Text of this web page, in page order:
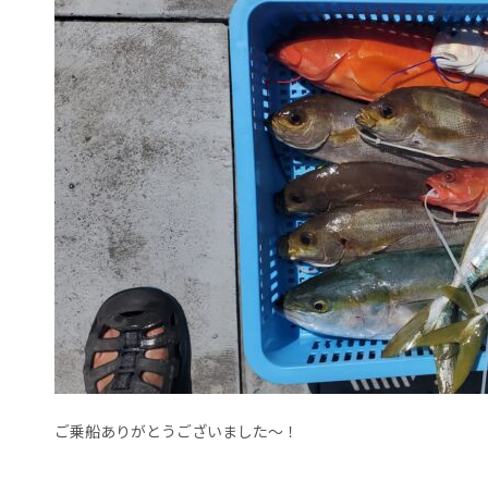
ご乗船ありがとうございました～！